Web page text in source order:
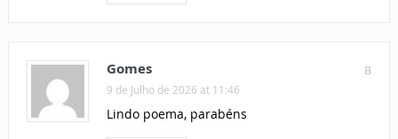
8
Gomes
9 de Julho de 2026 at 11:46
Lindo poema, parabéns